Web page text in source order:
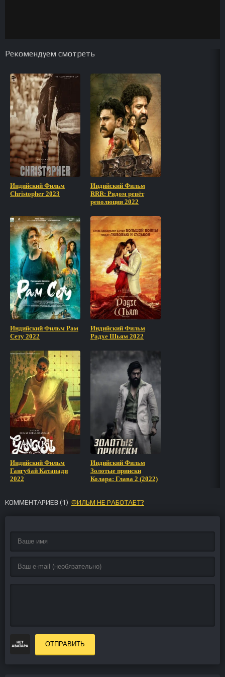
Рекомендуем смотреть
Индийский Фильм
Christopher 2023
Индийский Фильм
RRR: Рядом ревёт
революция 2022
Индийский Фильм Рам
Сету 2022
Индийский Фильм
Радхе Шьям 2022
Индийский Фильм
Гангубай Катавади
2022
Индийский Фильм
Золотые прииски
Колара: Глава 2 (2022)
КОММЕНТАРИЕВ (1) ФИЛЬМ НЕ РАБОТАЕТ?
ОТПРАВИТЬ